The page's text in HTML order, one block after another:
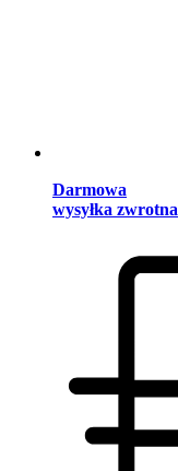
Darmowa
wysyłka zwrotna